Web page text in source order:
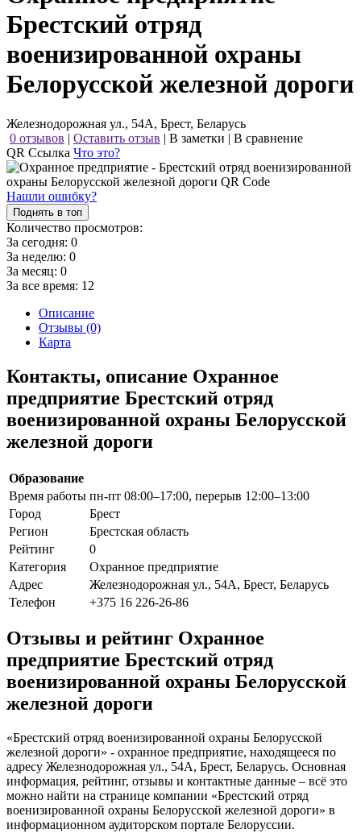
Брестский отряд
военизированной охраны
Белорусской железной дороги
Железнодорожная ул., 54А, Брест, Беларусь
0 отзывов | Оставить отзыв | В заметки | В сравнение
QR Ссылка Что это?
Нашли ошибку?
Поднять в топ
Количество просмотров:
За сегодня: 0
За неделю: 0
За месяц: 0
За все время: 12
Описание
Отзывы (0)
Карта
Контакты, описание Охранное
предприятие Брестский отряд
военизированной охраны Белорусской
железной дороги
Образование
Время работы пн-пт 08:00–17:00, перерыв 12:00–13:00
Город
Брест
Регион
Брестская область
Рейтинг
0
Категория
Охранное предприятие
Адрес
Железнодорожная ул., 54А, Брест, Беларусь
Телефон
+375 16 226-26-86
Отзывы и рейтинг Охранное
предприятие Брестский отряд
военизированной охраны Белорусской
железной дороги
«Брестский отряд военизированной охраны Белорусской
железной дороги» - охранное предприятие, находящееся по
адресу Железнодорожная ул., 54А, Брест, Беларусь. Основная
информация, рейтинг, отзывы и контактные данные – всё это
можно найти на странице компании «Брестский отряд
военизированной охраны Белорусской железной дороги» в
информационном аудиторском портале Белоруссии.